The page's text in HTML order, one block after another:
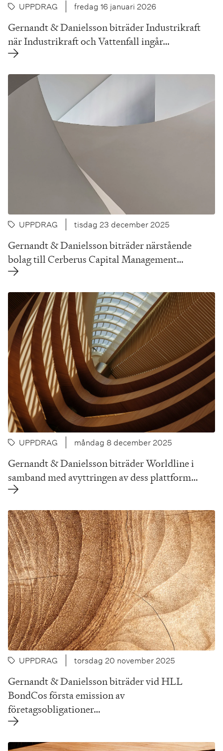
UPPDRAG fredag 16 januari 2026
Gernandt & Danielsson biträder Industrikraft
när Industrikraft och Vattenfall ingår…
UPPDRAG tisdag 23 december 2025
Gernandt & Danielsson biträder närstående
bolag till Cerberus Capital Management…
UPPDRAG måndag 8 december 2025
Gernandt & Danielsson biträder Worldline i
samband med avyttringen av dess plattform…
UPPDRAG torsdag 20 november 2025
Gernandt & Danielsson biträder vid HLL
BondCos första emission av
företagsobligationer…